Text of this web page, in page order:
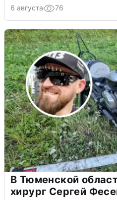
6 августа 76
В Тюменской
хирург Сергей